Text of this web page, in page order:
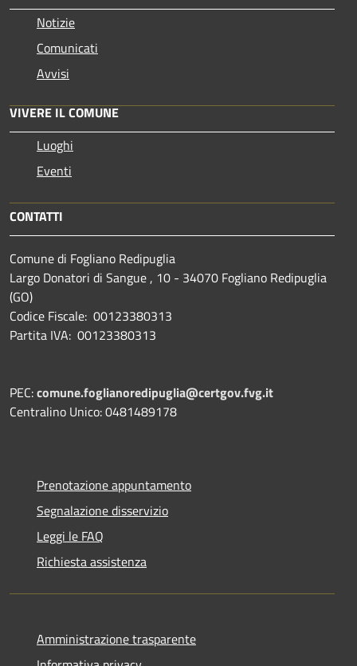
Notizie
Comunicati
Avvisi
VIVERE IL COMUNE
Luoghi
Eventi
CONTATTI
Comune di Fogliano Redipuglia
Largo Donatori di Sangue , 10 - 34070 Fogliano Redipuglia
(GO)
Codice Fiscale: 00123380313
Partita IVA: 00123380313
PEC:comune.foglianoredipuglia@certgov.fvg.it
Centralino Unico: 0481489178
Prenotazione appuntamento
Segnalazione disservizio
Leggi le FAQ
Richiesta assistenza
Amministrazione trasparente